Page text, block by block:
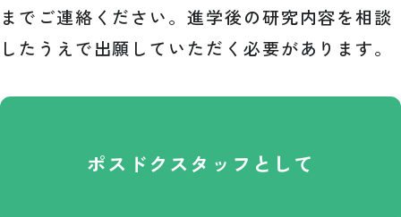
までご連絡ください。進学後の研究内容を相談
したうえで出願していただく必要があります。
ポスドク スタッフとして